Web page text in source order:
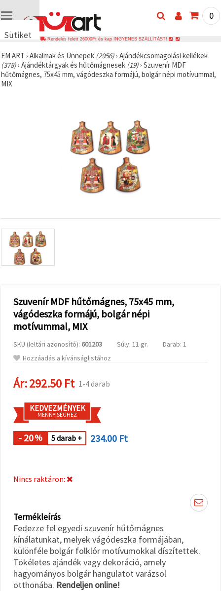
Sütiket
🍪 Cookie-
kat és
hasonló
technológiákat
forgalmat,
relevánsabb
tartalmat
hirdetéseket
jelenítsünk
marketingpartnereink
segítségével
Az "Összes
elfogadása"
kattintva
elfogadhatja
az összes
Beállításokban
preferenciáit
az adott
típusú sütik
"Mentés"
Fogadja
Beállítások
0
Rendelés felett 26000Ft és kap INGYENES SZÁLLÍTÁST!
EM ART › Alkalmak és Ünnepek (2956)› Ajándékcsomagolási kellékek
(378)› Ajándéktárgyak és hűtőmágnesek (19)› Szuvenír MDF
hűtőmágnes, 75x45 mm, vágódeszka formájú, bolgár népi motívummal,
MIX
Szuvenír MDF hűtőmágnes, 75x45 mm,
vágódeszka formájú, bolgár népi
motívummal, MIX
SKU (leltári azonosító): 601203 Súly: 11 gr.
Darab: 1
Hozzáadás a kívánságlistához
Ár:292.50 Ft 1-4 darab
KEDVEZMÉNYEK
MENNYISÉGHEZ
- 20% 5 darab + 234.00 Ft
Nincs raktáron:
Termékleírás
Fedezze fel egyedi szuvenír hűtőmágnes
kínálatunkat, melyek vágódeszka formájában,
különféle bolgár folklór motívumokkal díszítettek.
Tökéletes ajándék vagy dekoráció, amely
hagyományos bolgár hangulatot varázsol
otthonába. Rendeljen online!